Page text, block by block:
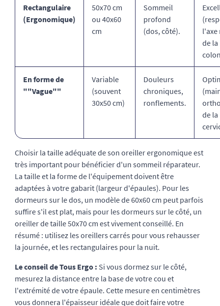
Rectangulaire
(Ergonomique)
50x70 cm
ou 40x60
cm
Sommeil
profond
(dos, côté).
l'axe
de la
En forme de
""Vague""
Variable
(souvent
30x50 cm)
Douleurs
chroniques,
ronflements.
de
Choisir la taille adéquate de son oreiller ergonomique est
très important pour bénéficier d'un sommeil réparateur.
La taille et la forme de l'équipement doivent être
adaptées à votre gabarit (largeur d'épaules). Pour les
dormeurs sur le dos, un modèle de 60x60 cm peut parfois
suffire s'il est plat, mais pour les dormeurs sur le côté, un
oreiller de taille 50x70 cm est vivement conseillé. En
résumé : utilisez les oreillers carrés pour vous rehausser
la journée, et les rectangulaires pour la nuit.
Le conseil de Tous Ergo : Si vous dormez sur le côté,
mesurez la distance entre la base de votre cou et
l'extrémité de votre épaule. Cette mesure en centimètres
vous donnera l'épaisseur idéale que doit faire votre